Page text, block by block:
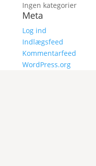
Ingen kategorier
Meta
Log ind
Indlægsfeed
Kommentarfeed
WordPress.org